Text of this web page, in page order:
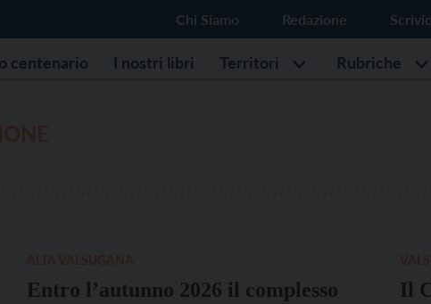
Chi Siamo Redazione
centenario I nostri libri Territori Rubriche
Entro l’autunno 2026 il complesso
Il